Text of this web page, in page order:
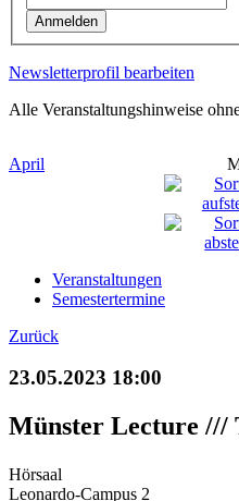
Anmelden
Newsletterprofil bearbeiten
Alle Veranstaltungshinweise
April
Veranstaltungen
Semestertermine
Zurück
23.05.2023 18:00
Münster Lecture ///
Hörsaal
Leonardo-Campus 2